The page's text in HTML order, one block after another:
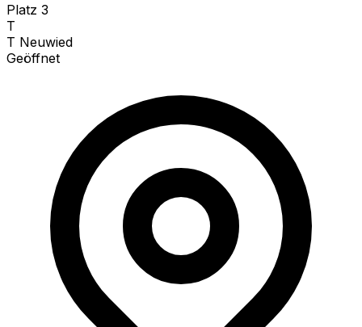
Platz 3
T
T Neuwied
Geöffnet